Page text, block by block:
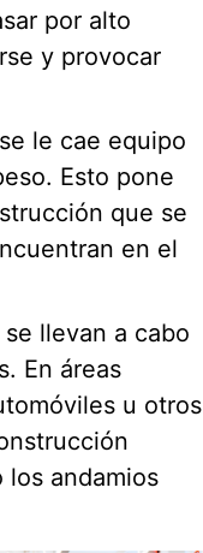
por alto
y provocar
le cae equipo
Esto pone
que se
en el
llevan a cabo
En áreas
u otros
andamios